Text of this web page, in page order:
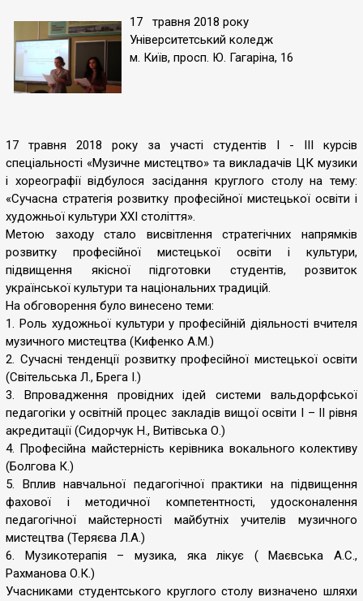
17 травня 2018 року
Університетський коледж
м. Київ, просп. Ю. Гагаріна, 16
17 травня 2018 року за участі студентів І - ІІІ курсів
спеціальності «Музичне мистецтво» та викладачів ЦК музики
і хореографії відбулося засідання круглого столу на тему:
«Сучасна стратегія розвитку професійної мистецької освіти і
художньої культури XXI століття».
Метою заходу стало висвітлення стратегічних напрямків
розвитку професійної мистецької освіти і культури,
підвищення якісної підготовки студентів, розвиток
української культури та національних традицій.
На обговорення було винесено теми:
1. Роль художньої культури у професійній діяльності вчителя
музичного мистецтва (Кифенко А.М.)
2. Сучасні тенденції розвитку професійної мистецької освіти
(Світельська Л., Брега І.)
3. Впровадження провідних ідей системи вальдорфської
педагогіки у освітній процес закладів вищої освіти І – ІІ рівня
акредитації (Сидорчук Н., Витівська О.)
4. Професійна майстерність керівника вокального колективу
(Болгова К.)
5. Вплив навчальної педагогічної практики на підвищення
фахової і методичної компетентності, удосконалення
педагогічної майстерності майбутніх учителів музичного
мистецтва (Теряєва Л.А.)
6. Музикотерапія – музика, яка лікує ( Маєвська А.С.,
Рахманова О.К.)
Учасниками студентського круглого столу визначено шляхи